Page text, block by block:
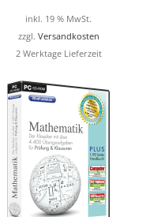
inkl. 19 % MwSt.
zzgl. Versandkosten
2 Werktage Lieferzeit